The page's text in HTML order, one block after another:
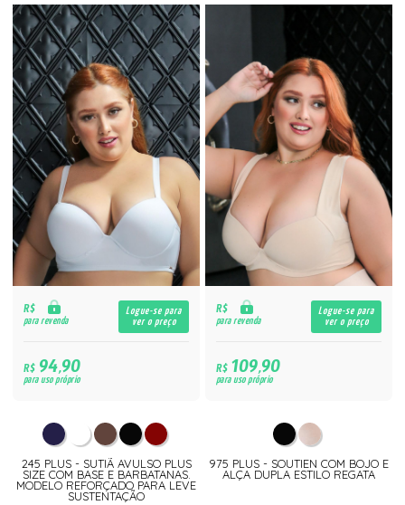
R$
para revenda
Logue-se para
ver o preço
R$94,90
para uso próprio
245 PLUS - SUTIÃ AVULSO PLUS
SIZE COM BASE E BARBATANAS.
MODELO REFORÇADO PARA LEVE
SUSTENTAÇÃO
R$
para revenda
Logue-se para
ver o preço
R$109,90
para uso próprio
975 PLUS - SOUTIEN COM BOJO E
ALÇA DUPLA ESTILO REGATA